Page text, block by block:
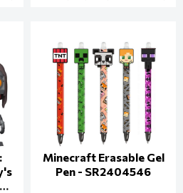
Minecraft Erasable Gel
Pen - SR2404546